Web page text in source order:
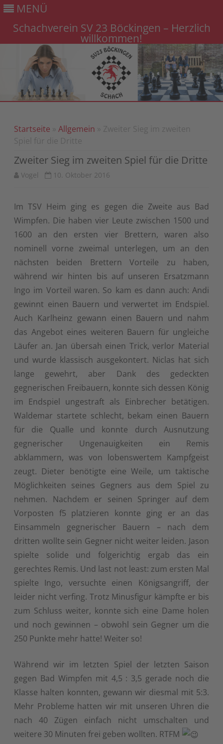
MENÜ
Schachverein SV 23 Böckingen – Herzlich
willkommen!
Gehe
Startseite Allgemein
Zweiter Sieg im zweiten Spiel für die Dritte
Vogel 10. Oktober 2016
Im TSV Heim ging es gegen die Zweite aus Bad
Wimpfen. Die haben vier Leute zwischen 1500 und
1600 an den ersten vier Brettern, waren also
nominell vorne zweimal unterlegen, um an den
nächsten beiden Brettern Vorteile zu haben,
während wir hinten bis auf unseren Ersatzmann
Ingo im Vorteil waren. So kam es dann auch: Andi
gewinnt einen Bauern und verwertet im Endspiel.
Auch Karlheinz gewann einen Bauern und nahm
das Angebot eines weiteren Bauern für ungleiche
Läufer an. Jan übersah einen Trick, verlor Material
und wurde klassisch ausgekontert. Niclas hat sich
lange gewehrt, aber Dank des gedeckten
gegnerischen Freibauern, konnte sich dessen König
im Endspiel ungestraft als Einbrecher betätigen.
Waldemar startete schlecht, bekam einen Bauern
für die Qualle und konnte durch Ausnutzung
gegnerischer Ungenauigkeiten ein Remis
abklammern, was von lobenswertem Kampfgeist
zeugt. Dieter benötigte eine Weile, um taktische
Möglichkeiten seines Gegners aus dem Spiel zu
nehmen. Nachdem er seinen Springer auf dem
Vorposten f5 platzieren konnte ging er an das
Einsammeln gegnerischer Bauern – nach dem
dritten wollte sein Gegner nicht weiter leiden. Jason
spielte solide und folgerichtig ergab das ein
gerechtes Remis. Und last not least: zum ersten Mal
spielte Ingo, versuchte einen Königsangriff, der
leider nicht verfing. Trotz Minusfigur kämpfte er bis
zum Schluss weiter, konnte sich eine Dame holen
und noch gewinnen – obwohl sein Gegner um die
250 Punkte mehr hatte! Weiter so!
Während wir im letzten Spiel der letzten Saison
gegen Bad Wimpfen mit 4,5 : 3,5 gerade noch die
Klasse halten konnten, gewann wir diesmal mit 5:3.
Mehr Probleme hatten wir mit unseren Uhren die
nach 40 Zügen einfach nicht umschalten und
weitere 30 Minuten frei geben wollten. RTFM